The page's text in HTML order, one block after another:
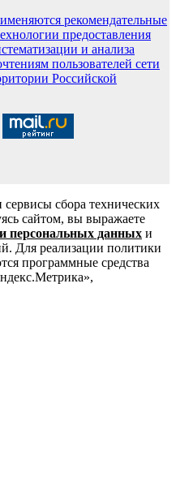
рекомендательные
предоставления
и анализа
пользователей сети
Российской
сбора технических
сайтом, вы выражаете
персональных данных и
Для реализации политики
программные средства